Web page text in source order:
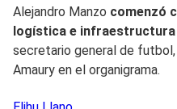
Alejandro Manzo comenzó
logística e infraestructura
secretario general de
Amaury en el organigrama.